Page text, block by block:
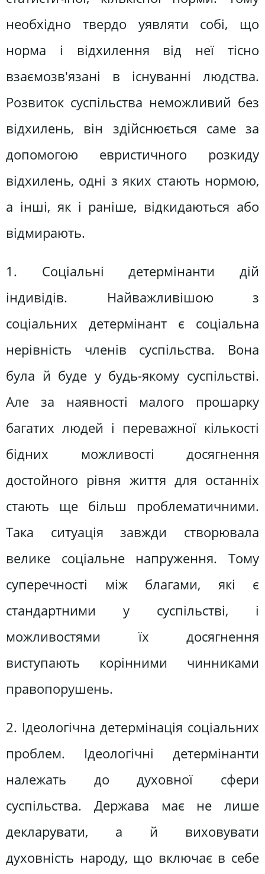
необхідно твердо уявляти собі, що
норма і відхилення від неї тісно
взаємозв'язані в існуванні людства.
Розвиток суспільства неможливий без
відхилень, він здійснюється саме за
допомогою евристичного розкиду
відхилень, одні з яких стають нормою,
а інші, як і раніше, відкидаються або
відмирають.
1. Соціальні детермінанти дій
індивідів. Найважливішою з
соціальних детермінант є соціальна
нерівність членів суспільства. Вона
була й буде у будь-якому суспільстві.
Але за наявності малого прошарку
багатих людей і переважної кількості
бідних можливості досягнення
достойного рівня життя для останніх
стають ще більш проблематичними.
Така ситуація завжди створювала
велике соціальне напруження. Тому
суперечності між благами, які є
стандартними у суспільстві, і
можливостями їх досягнення
виступають корінними чинниками
правопорушень.
2. Ідеологічна детермінація соціальних
проблем. Ідеологічні детермінанти
належать до духовної сфери
суспільства. Держава має не лише
декларувати, а й виховувати
духовність народу, що включає в себе